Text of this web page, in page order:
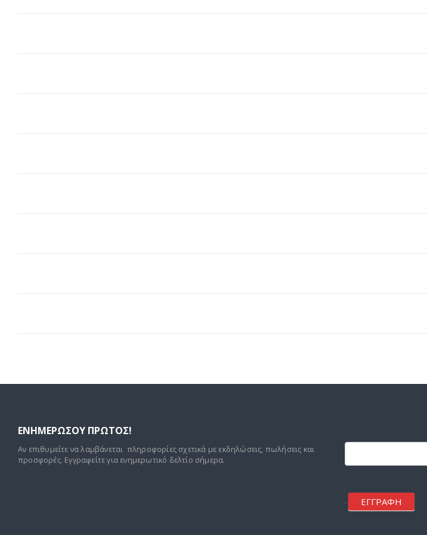
ΕΝΗΜΕΡΩΣΟΥ ΠΡΩΤΟΣ!
Αν επιθυμείτε να λαμβάνεται πληροφορίες σχετικά με εκδηλώσεις, πωλήσεις και
προσφορές. Εγγραφείτε για ενημερωτικό δελτίο σήμερα.
mailchimp
. ΕΓΓΡΑΦΗ